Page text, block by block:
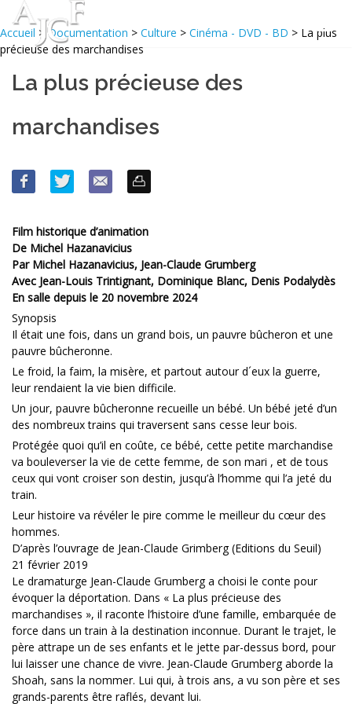
Accueil >Documentation > Culture > Cinéma - DVD - BD > La plus
précieuse des marchandises
La plus précieuse des
marchandises
Film historique d’animation
De Michel Hazanavicius
Par Michel Hazanavicius, Jean-Claude Grumberg
Avec Jean-Louis Trintignant, Dominique Blanc, Denis Podalydès
En salle depuis le 20 novembre 2024
Synopsis
Il était une fois, dans un grand bois, un pauvre bûcheron et une
pauvre bûcheronne.
Le froid, la faim, la misère, et partout autour d´eux la guerre,
leur rendaient la vie bien difficile.
Un jour, pauvre bûcheronne recueille un bébé. Un bébé jeté d’un
des nombreux trains qui traversent sans cesse leur bois.
Protégée quoi qu’il en coûte, ce bébé, cette petite marchandise
va bouleverser la vie de cette femme, de son mari , et de tous
ceux qui vont croiser son destin, jusqu’à l’homme qui l’a jeté du
train.
Leur histoire va révéler le pire comme le meilleur du cœur des
hommes.
D’après l’ouvrage de Jean-Claude Grimberg (Editions du Seuil)
21 février 2019
Le dramaturge Jean-Claude Grumberg a choisi le conte pour
évoquer la déportation. Dans « La plus précieuse des
marchandises », il raconte l’histoire d’une famille, embarquée de
force dans un train à la destination inconnue. Durant le trajet, le
père attrape un de ses enfants et le jette par-dessus bord, pour
lui laisser une chance de vivre. Jean-Claude Grumberg aborde la
Shoah, sans la nommer. Lui qui, à trois ans, a vu son père et ses
grands-parents être raflés, devant lui.